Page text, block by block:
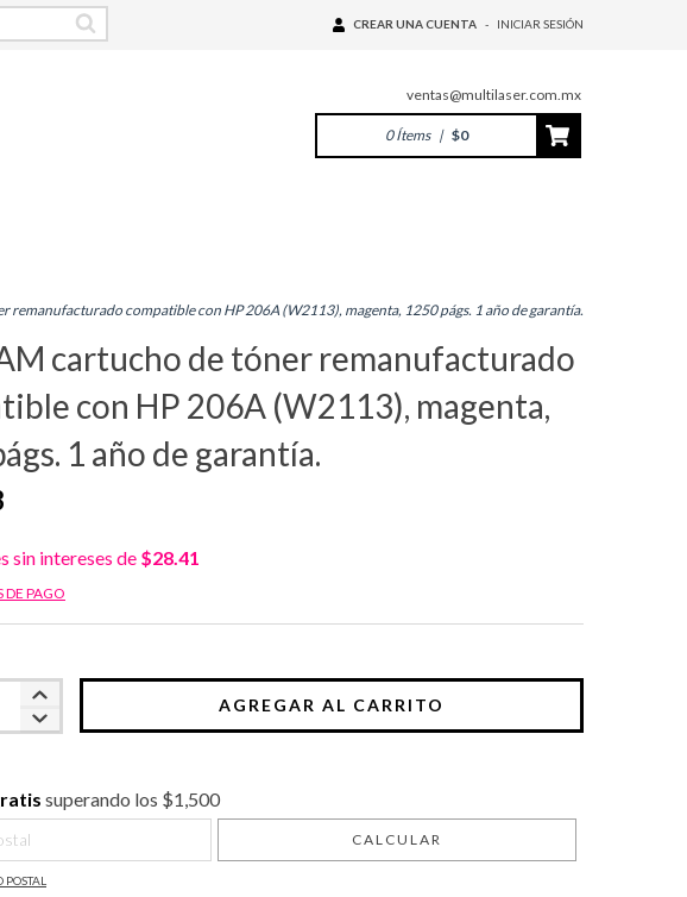
CREAR UNA CUENTA - INICIAR SESIÓN
ventas@multilaser.com.mx
0Ítems | $0
remanufacturado compatible con HP 206A (W2113), magenta, 1250 págs. 1 año de garantía.
cartucho de tóner remanufacturado
con HP 206A (W2113), magenta,
1 año de garantía.
sin intereses de $28.41
DE PAGO
$1,500
el CP: CAMBIAR CP
superando los $1,500
CALCULAR